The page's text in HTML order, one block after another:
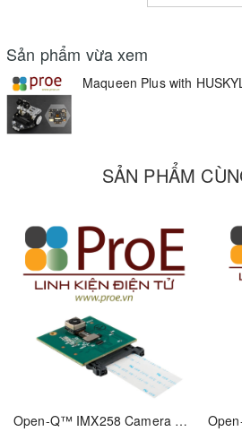
Servo Expansion Ports *3
Line Tracking Sensor Output Data:
Line Sensor Calibration: support
Infrared Receiving Sensor *1
Ultrasonic Sensor: URM10
Top Metal Plate * 1
Map Size: 50cm*50cm
DOCUMENTS
micro:Maqueen Wiki with 10 Projects
Rich Tutorials and Courses for
Rich Tutorials and Courses for
Download Mind+(Scratch3.0 Based
MU-MicroPython(Designed for
Maqueen Plus)
Award-Winning
SHIPPING LIST
Sản phẩm vừa xem
Maqueen Plus with
SẢN PHẨM
Open-Q™ IMX258 Camera Optional Camera Accessory Add-on